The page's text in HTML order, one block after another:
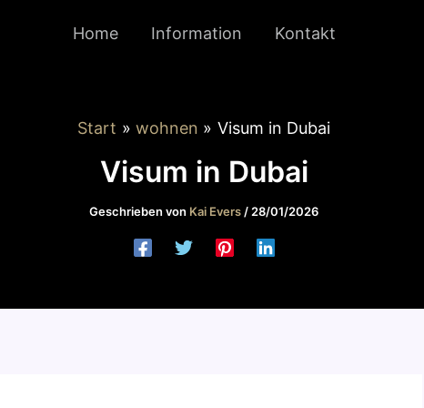
Home Information Kontakt
Start wohnen Visum in Dubai
Visum in Dubai
Geschrieben von Kai Evers / 28/01/2026